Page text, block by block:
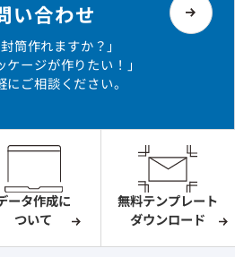
い合わせ
筒作れますか？」
ケージが作りたい！」
にご相談ください。
ータ作成に
ついて
無料テンプレート
ダウンロード